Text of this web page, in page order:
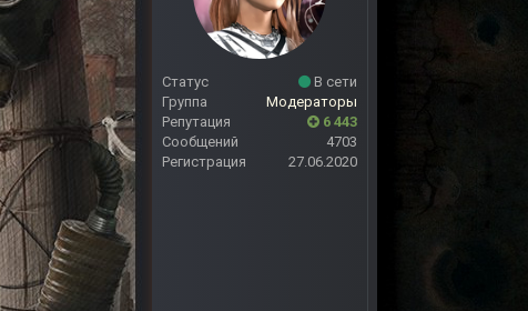
Статус
В сети
Группа
Модераторы
Репутация
6 443
Сообщений
4703
Регистрация
27.06.2020